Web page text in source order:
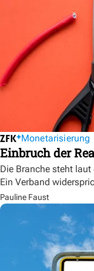
Monetarisierung
Einbruch der
Die Branche steht
Ein Verband
Pauline Faust